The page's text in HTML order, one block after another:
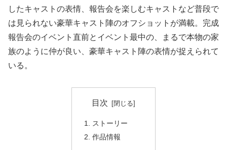
したキャストの表情、報告会を楽しむキャストなど普段で
は見られない豪華キャスト陣のオフショットが満載。完成
報告会のイベント直前とイベント最中の、まるで本物の家
族のように仲が良い、豪華キャスト陣の表情が捉えられて
いる。
目次
ストーリー
作品情報